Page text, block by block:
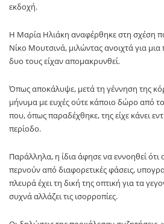
εκδοχή.
Η Μαρία Ηλιάκη αναφέρθηκε στη σχέση
Νίκο Μουτσινά, μιλώντας ανοιχτά για
δυο τους είχαν απομακρυνθεί.
Όπως αποκάλυψε, μετά τη γέννηση της
μήνυμα με ευχές ούτε κάποιο δώρο από
που, όπως παραδέχθηκε, της είχε κάνει
περίοδο.
Παράλληλα, η ίδια άφησε να εννοηθεί ότι
περνούν από διαφορετικές φάσεις,
πλευρά έχει τη δική της οπτική για τα
συχνά αλλάζει τις ισορροπίες.